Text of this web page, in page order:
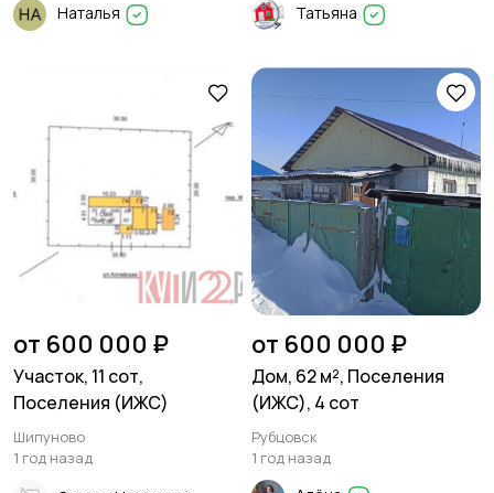
Наталья Татьяна
от 600 000 ₽
Участок, 11 сот,
Поселения (ИЖС)
Шипуново
1 год назад
от 600 000 ₽
Дом, 62 м², Поселения
(ИЖС), 4 сот
Рубцовск
1 год назад